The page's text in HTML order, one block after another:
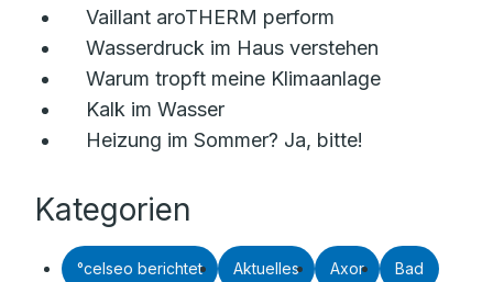
Vaillant aroTHERM perform
Wasserdruck im Haus verstehen
Warum tropft meine Klimaanlage
Kalk im Wasser
Heizung im Sommer? Ja, bitte!
Kategorien
°celseo berichtet Aktuelles Axor Bad